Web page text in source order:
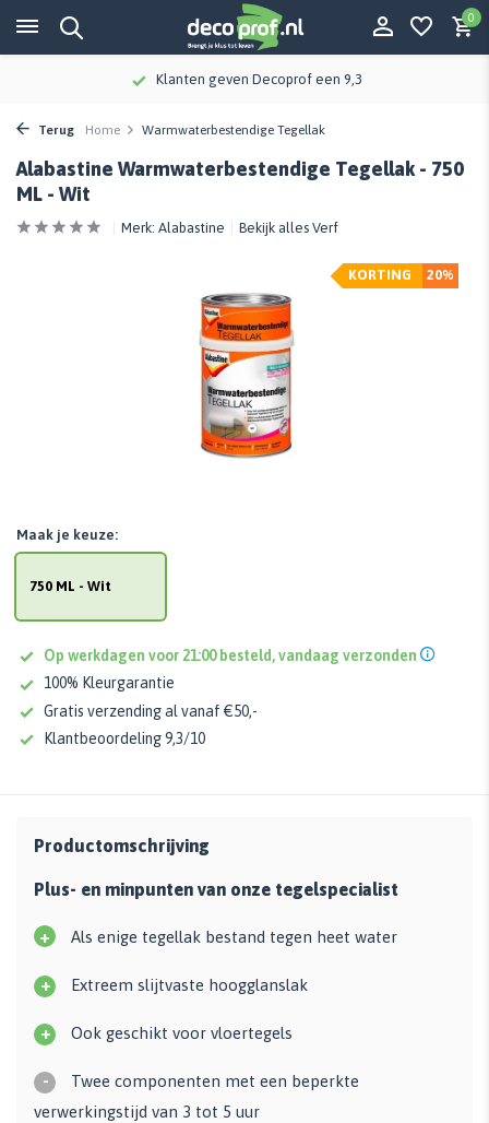
0
Klanten geven Decoprof een 9,3
Terug Home Warmwaterbestendige Tegellak
Alabastine Warmwaterbestendige Tegellak - 750
ML - Wit
Merk: Alabastine Bekijk alles Verf
20%
KORTING
750 ML - Wit
Maak je keuze:
Op werkdagen voor 21:00 besteld, vandaag verzonden
100% Kleurgarantie
Gratis verzending al vanaf €50,-
Klantbeoordeling 9,3/10
Productomschrijving
Plus- en minpunten van onze tegelspecialist
+ Als enige tegellak bestand tegen heet water
+ Extreem slijtvaste hoogglanslak
+ Ook geschikt voor vloertegels
-
Twee componenten met een beperkte
verwerkingstijd van 3 tot 5 uur